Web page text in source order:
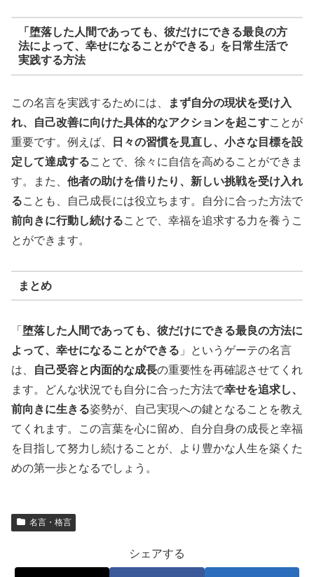
「堕落した人間であっても、彼だけにできる最良の方
法によって、幸せになることができる」を日常生活で
実践する方法
この名言を実践するためには、
まず自分の現状を受け入
れ、自己改善に向けた具体的なアクションを起こすことが
重要です。例えば、
日々の習慣を見直し、小さな目標を設
定して達成することで、徐々に自信を高めることができま
す。また、 他者の助けを借りたり、新しい挑戦を受け入れ
ることも、自己成長には役立ちます。自分に合った方法で
前向きに行動し続けることで、幸福を追求する力を養うこ
とができます。
まとめ
「 堕落した人間であっても、彼だけにできる最良の方法に
よって、幸せになることができる 」というゲーテの名言
は、
自己受容と内面的な成長の重要性を再確認させてくれ
ます。どんな状況でも自分に合った方法で幸せを追求し、
前向きに生きる姿勢が、自己実現への鍵となることを教え
てくれます。この言葉を心に留め、自分自身の成長と幸福
を目指して努力し続けることが、より豊かな人生を築くた
めの第一歩となるでしょう。
名言・格言
シェアする